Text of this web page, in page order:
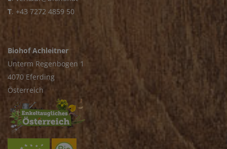
T. +43 7272 4859 50
Biohof Achleitner
Unterm Regenbogen 1
4070 Eferding
Österreich